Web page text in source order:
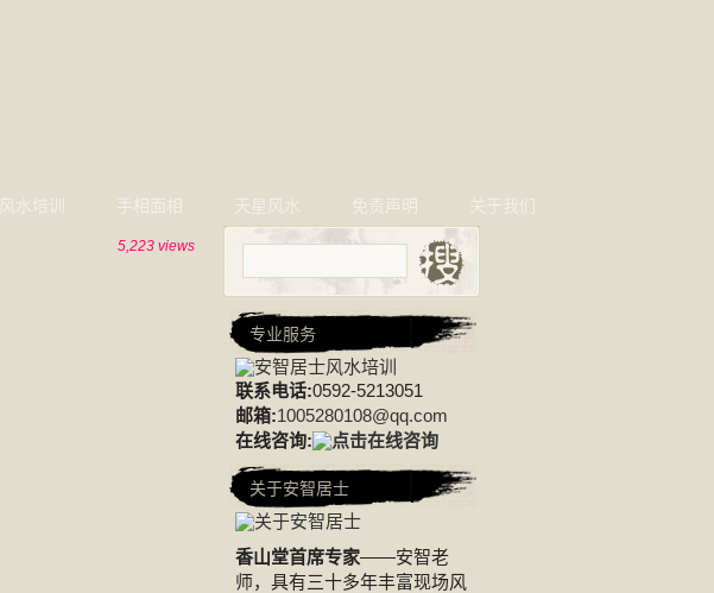
风水培训 手相面相 天星风水 免责声明 关于我们
5,223 views
专业服务
联系电话:0592-5213051
邮箱:1005280108@qq.com
在线咨询:
关于安智居士
香山堂首席专家——安智老
师，具有三十多年丰富现场风